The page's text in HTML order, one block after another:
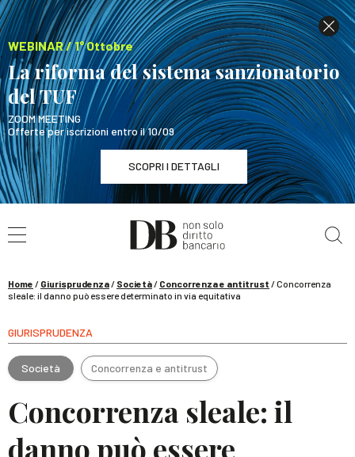
WEBINAR / 1° Ottobre
La riforma del sistema sanzionatorio
del TUF
ZOOM MEETING
Offerte per iscrizioni entro il 10/09
SCOPRI I DETTAGLI
WEBINAR / 1° Ottobre
La riforma del sistema sanzionatorio del TUF
Home / Giurisprudenza/ Società/ Concorrenza e antitrust /Concorrenza
sleale: il danno può essere determinato in via equitativa
GIURISPRUDENZA
Società Concorrenza e antitrust
Concorrenza sleale: il
danno può essere